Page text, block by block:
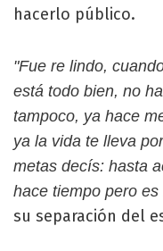
hacerlo público.
"Fue re lindo,
está todo bien, no
tampoco, ya hace
ya la vida te lleva
metas decís: hasta
hace tiempo pero es
su separación del